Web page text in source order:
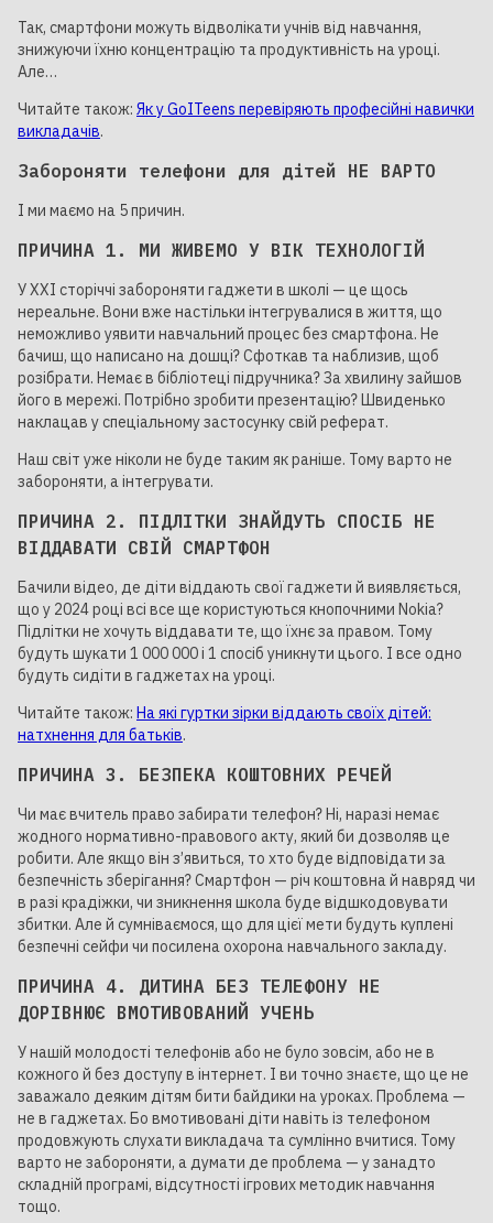
Так, смартфони можуть відволікати учнів від навчання,
знижуючи їхню концентрацію та продуктивність на уроці.
Але…
Читайте також: Як у GoITeens перевіряють професійні навички
викладачів.
Забороняти телефони для дітей НЕ ВАРТО
І ми маємо на 5 причин.
ПРИЧИНА 1. МИ ЖИВЕМО У ВІК ТЕХНОЛОГІЙ
У XXI сторіччі забороняти гаджети в школі — це щось
нереальне. Вони вже настільки інтегрувалися в життя, що
неможливо уявити навчальний процес без смартфона. Не
бачиш, що написано на дошці? Сфоткав та наблизив, щоб
розібрати. Немає в бібліотеці підручника? За хвилину зайшов
його в мережі. Потрібно зробити презентацію? Швиденько
наклацав у спеціальному застосунку свій реферат.
Наш світ уже ніколи не буде таким як раніше. Тому варто не
забороняти, а інтегрувати.
ПРИЧИНА 2. ПІДЛІТКИ ЗНАЙДУТЬ СПОСІБ НЕ
ВІДДАВАТИ СВІЙ СМАРТФОН
Бачили відео, де діти віддають свої гаджети й виявляється,
що у 2024 році всі все ще користуються кнопочними Nokia?
Підлітки не хочуть віддавати те, що їхнє за правом. Тому
будуть шукати 1 000 000 і 1 спосіб уникнути цього. І все одно
будуть сидіти в гаджетах на уроці.
Читайте також: На які гуртки зірки віддають своїх дітей:
натхнення для батьків.
ПРИЧИНА 3. БЕЗПЕКА КОШТОВНИХ РЕЧЕЙ
Чи має вчитель право забирати телефон? Ні, наразі немає
жодного нормативно-правового акту, який би дозволяв це
робити. Але якщо він з’явиться, то хто буде відповідати за
безпечність зберігання? Смартфон — річ коштовна й навряд чи
в разі крадіжки, чи зникнення школа буде відшкодовувати
збитки. Але й сумніваємося, що для цієї мети будуть куплені
безпечні сейфи чи посилена охорона навчального закладу.
ПРИЧИНА 4. ДИТИНА БЕЗ ТЕЛЕФОНУ НЕ
ДОРІВНЮЄ ВМОТИВОВАНИЙ УЧЕНЬ
У нашій молодості телефонів або не було зовсім, або не в
кожного й без доступу в інтернет. І ви точно знаєте, що це не
заважало деяким дітям бити байдики на уроках. Проблема —
не в гаджетах. Бо вмотивовані діти навіть із телефоном
продовжують слухати викладача та сумлінно вчитися. Тому
варто не забороняти, а думати де проблема — у занадто
складній програмі, відсутності ігрових методик навчання
тощо.